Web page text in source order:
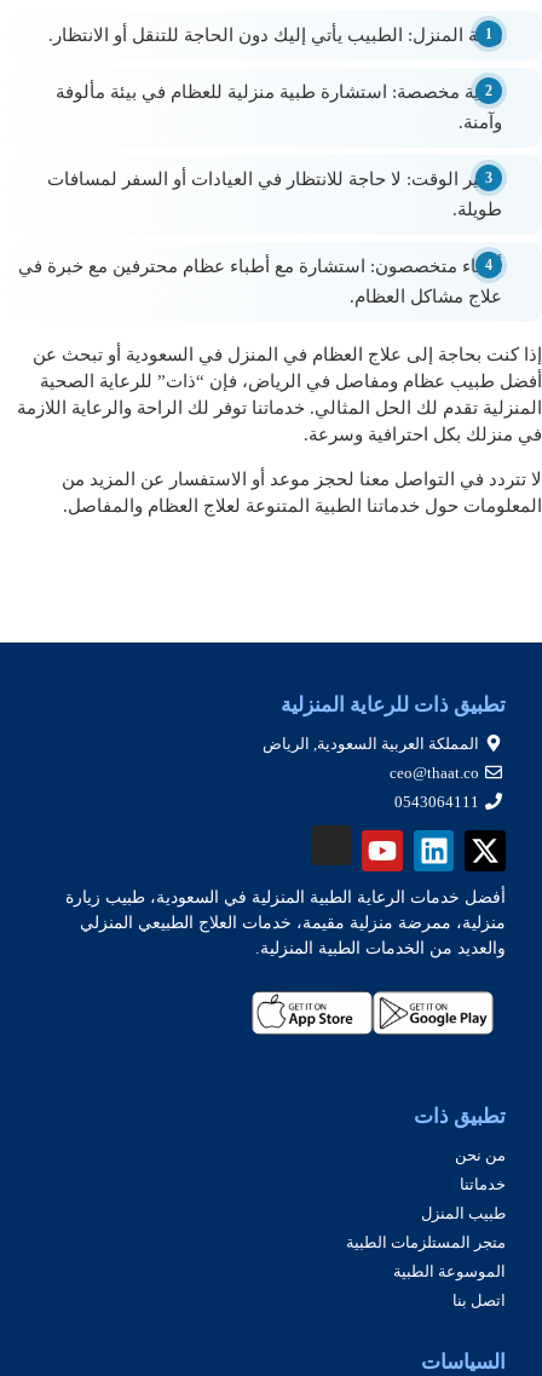
راحة المنزل: الطبيب يأتي إليك دون الحاجة للتنقل أو الانتظار.
عناية مخصصة: استشارة طبية منزلية للعظام في بيئة مألوفة
وآمنة.
توفير الوقت: لا حاجة للانتظار في العيادات أو السفر لمسافات
طويلة.
أطباء متخصصون: استشارة مع أطباء عظام محترفين مع خبرة في
علاج مشاكل العظام.
إذا كنت بحاجة إلى علاج العظام في المنزل في السعودية أو تبحث عن
أفضل طبيب عظام ومفاصل في الرياض، فإن “ذات” للرعاية الصحية
المنزلية تقدم لك الحل المثالي. خدماتنا توفر لك الراحة والرعاية اللازمة
في منزلك بكل احترافية وسرعة.
لا تتردد في التواصل معنا لحجز موعد أو الاستفسار عن المزيد من
المعلومات حول خدماتنا الطبية المتنوعة لعلاج العظام والمفاصل.
تطبيق ذات للرعاية المنزلية
المملكة العربية السعودية, الرياض
ceo@thaat.co
0543064111
أفضل خدمات الرعاية الطبية المنزلية في السعودية، طبيب زيارة
منزلية، ممرضة منزلية مقيمة، خدمات العلاج الطبيعي المنزلي
والعديد من الخدمات الطبية المنزلية.
تطبيق ذات
من نحن
خدماتنا
طبيب المنزل
متجر المستلزمات الطبية
الموسوعة الطبية
اتصل بنا
السياسات